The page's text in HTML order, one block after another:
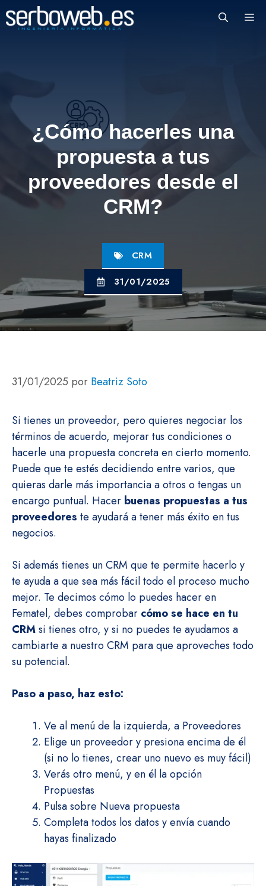
Saltar
al
¿Cómo hacerles una
propuesta a tus
proveedores desde el
CRM?
CRM
31/01/2025
31/01/2025 por Beatriz Soto
Si tienes un proveedor, pero quieres negociar los
términos de acuerdo, mejorar tus condiciones o
hacerle una propuesta concreta en cierto momento.
Puede que te estés decidiendo entre varios, que
quieras darle más importancia a otros o tengas un
encargo puntual. Hacer buenas propuestas a tus
proveedores te ayudará a tener más éxito en tus
negocios.
Si además tienes un CRM que te permite hacerlo y
te ayuda a que sea más fácil todo el proceso mucho
mejor. Te decimos cómo lo puedes hacer en
Fematel, debes comprobar cómo se hace en tu
CRMsi tienes otro, y si no puedes te ayudamos a
cambiarte a nuestro CRM para que aproveches todo
su potencial.
Paso a paso, haz esto:
Ve al menú de la izquierda, a Proveedores
Elige un proveedor y presiona encima de él
(si no lo tienes, crear uno nuevo es muy fácil)
Verás otro menú, y en él la opción
Propuestas
Pulsa sobre Nueva propuesta
Completa todos los datos y envía cuando
hayas finalizado